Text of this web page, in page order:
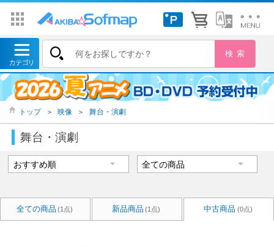
トップ ＞ 映像 ＞ 舞台・演劇
舞台・演劇
全ての商品 (1点) 新品商品 (1点) 中古商品 (0点)